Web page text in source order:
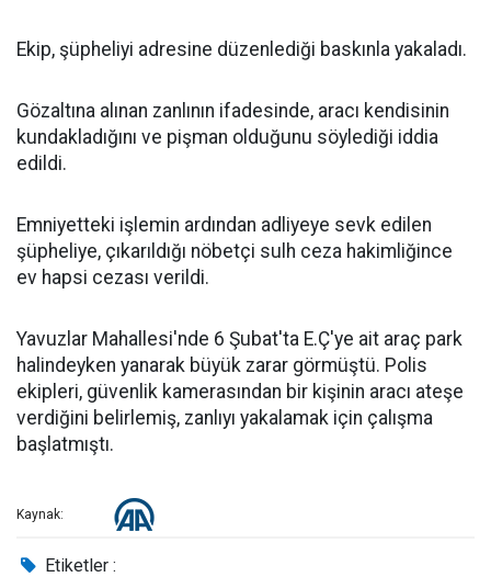
Ekip, şüpheliyi adresine düzenlediği baskınla yakaladı.
Gözaltına alınan zanlının ifadesinde, aracı kendisinin
kundakladığını ve pişman olduğunu söylediği iddia
edildi.
Emniyetteki işlemin ardından adliyeye sevk edilen
şüpheliye, çıkarıldığı nöbetçi sulh ceza hakimliğince
ev hapsi cezası verildi.
Yavuzlar Mahallesi'nde 6 Şubat'ta E.Ç'ye ait araç park
halindeyken yanarak büyük zarar görmüştü. Polis
ekipleri, güvenlik kamerasından bir kişinin aracı ateşe
verdiğini belirlemiş, zanlıyı yakalamak için çalışma
başlatmıştı.
Kaynak:
Etiketler :